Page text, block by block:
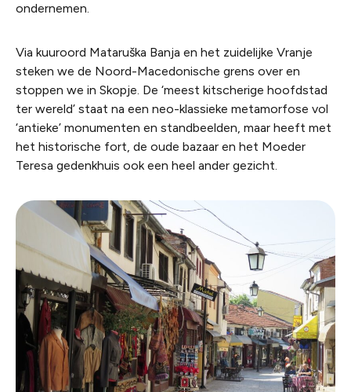
ondernemen.
Via kuuroord Mataruška Banja en het zuidelijke Vranje
steken we de Noord-Macedonische grens over en
stoppen we in Skopje. De ‘meest kitscherige hoofdstad
ter wereld’ staat na een neo-klassieke metamorfose vol
‘antieke’ monumenten en standbeelden, maar heeft met
het historische fort, de oude bazaar en het Moeder
Teresa gedenkhuis ook een heel ander gezicht.